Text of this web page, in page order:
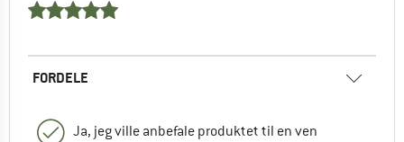
FORDELE
Ja, jeg ville anbefale produktet til en ven